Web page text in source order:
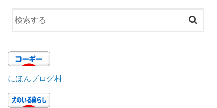
にほんブログ村